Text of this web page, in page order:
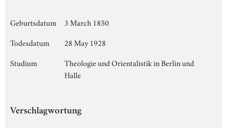
Geburtsdatum
3 March 1850
Todesdatum
28 May 1928
Studium
Theologie und Orientalistik in Berlin und
Halle
Verschlagwortung